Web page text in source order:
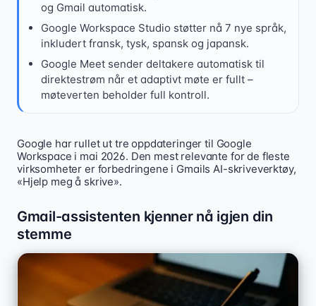
og Gmail automatisk.
Google Workspace Studio støtter nå 7 nye språk,
inkludert fransk, tysk, spansk og japansk.
Google Meet sender deltakere automatisk til
direktestrøm når et adaptivt møte er fullt –
møteverten beholder full kontroll.
Google har oppgradert Gmails AI-skriveverktøy til å
Google har rullet ut tre oppdateringer til Google
Workspace i mai 2026. Den mest relevante for de fleste
virksomheter er forbedringene i Gmails AI-skriveverktøy,
«Hjelp meg å skrive».
Gmail-assistenten kjenner nå igjen din
stemme